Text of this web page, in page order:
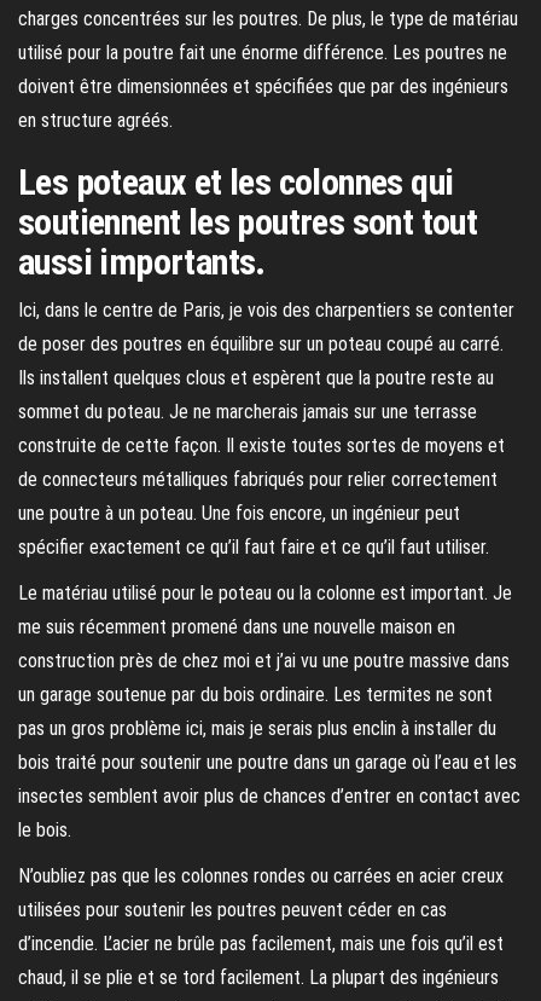
charges concentrées sur les poutres. De plus, le type de matériau
utilisé pour la poutre fait une énorme différence. Les poutres ne
doivent être dimensionnées et spécifiées que par des ingénieurs
en structure agréés.
Les poteaux et les colonnes qui
soutiennent les poutres sont tout
aussi importants.
Ici, dans le centre de Paris, je vois des charpentiers se contenter
de poser des poutres en équilibre sur un poteau coupé au carré.
Ils installent quelques clous et espèrent que la poutre reste au
sommet du poteau. Je ne marcherais jamais sur une terrasse
construite de cette façon. Il existe toutes sortes de moyens et
de connecteurs métalliques fabriqués pour relier correctement
une poutre à un poteau. Une fois encore, un ingénieur peut
spécifier exactement ce qu’il faut faire et ce qu’il faut utiliser.
Le matériau utilisé pour le poteau ou la colonne est important. Je
me suis récemment promené dans une nouvelle maison en
construction près de chez moi et j’ai vu une poutre massive dans
un garage soutenue par du bois ordinaire. Les termites ne sont
pas un gros problème ici, mais je serais plus enclin à installer du
bois traité pour soutenir une poutre dans un garage où l’eau et les
insectes semblent avoir plus de chances d’entrer en contact avec
le bois.
N’oubliez pas que les colonnes rondes ou carrées en acier creux
utilisées pour soutenir les poutres peuvent céder en cas
d’incendie. L’acier ne brûle pas facilement, mais une fois qu’il est
chaud, il se plie et se tord facilement. La plupart des ingénieurs